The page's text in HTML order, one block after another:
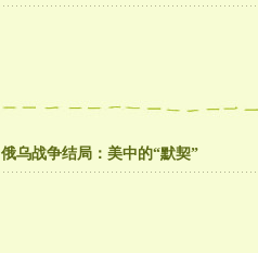
俄乌战争结局：美中的“默契”